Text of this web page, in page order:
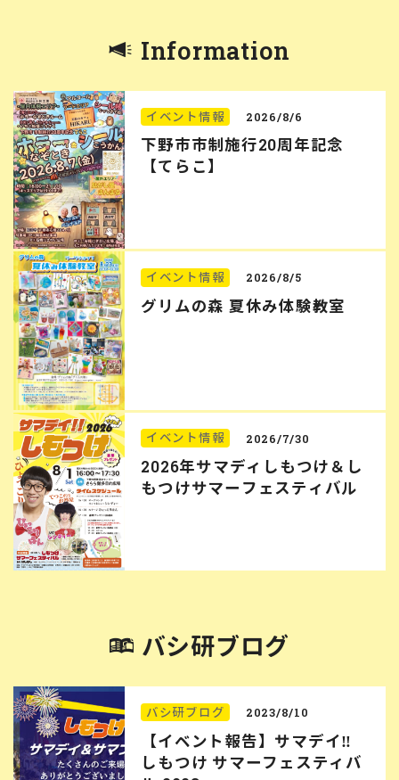
Information
イベント情報 2026/8/6
下野市市制施行20周年記念
【てらこ】
イベント情報 2026/8/5
グリムの森 夏休み体験教室
イベント情報 2026/7/30
2026年サマディしもつけ＆し
もつけサマーフェスティバル
バシ研ブログ
バシ研ブログ 2023/8/10
【イベント報告】サマデイ‼︎
しもつけ サマーフェスティバ